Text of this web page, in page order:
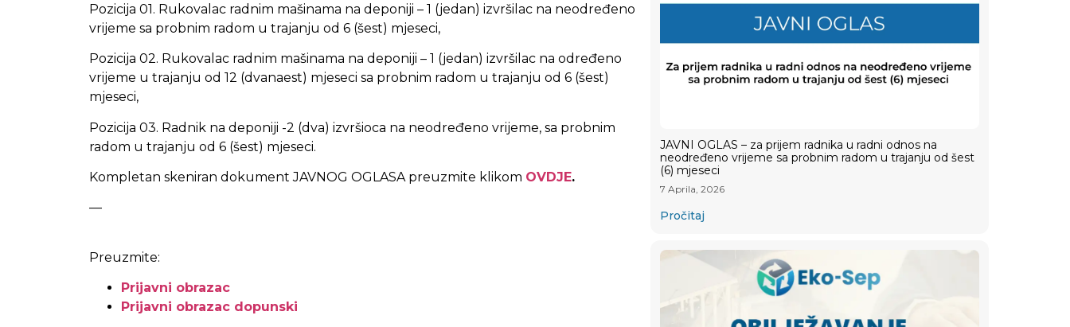
Pozicija 01. Rukovalac radnim mašinama na deponiji – 1 (jedan) izvršilac na neodređeno
vrijeme sa probnim radom u trajanju od 6 (šest) mjeseci,
Pozicija 02. Rukovalac radnim mašinama na deponiji – 1 (jedan) izvršilac na određeno
vrijeme u trajanju od 12 (dvanaest) mjeseci sa probnim radom u trajanju od 6 (šest)
mjeseci,
Pozicija 03. Radnik na deponiji -2 (dva) izvršioca na neodređeno vrijeme, sa probnim
radom u trajanju od 6 (šest) mjeseci.
Kompletan skeniran dokument JAVNOG OGLASA preuzmite klikom OVDJE.
—
Preuzmite:
Prijavni obrazac
Prijavni obrazac dopunski
JAVNI OGLAS – za prijem radnika u radni odnos na
neodređeno vrijeme sa probnim radom u trajanju od šest
(6) mjeseci
7 Aprila, 2026
Pročitaj